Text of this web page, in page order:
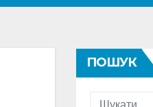
ПОШУК